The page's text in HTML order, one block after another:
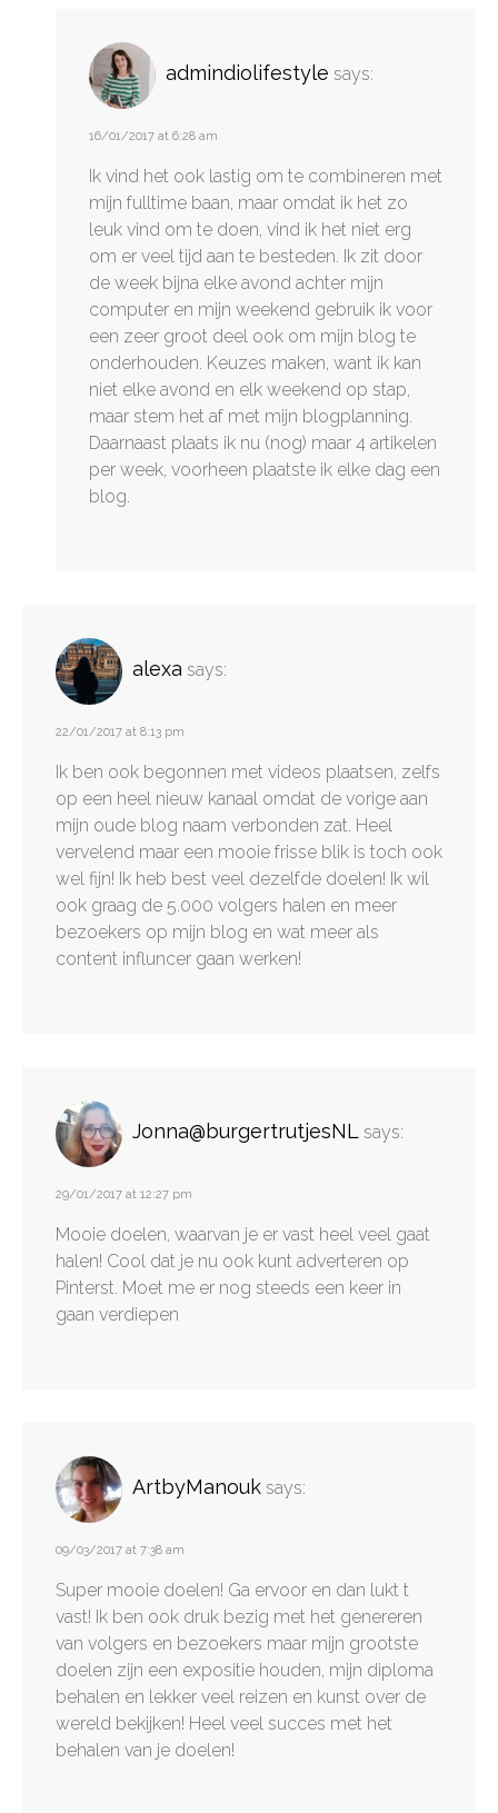
admindiolifestyle says:
16/01/2017 at 6:28 am
Ik vind het ook lastig om te combineren met
mijn fulltime baan, maar omdat ik het zo
leuk vind om te doen, vind ik het niet erg
om er veel tijd aan te besteden. Ik zit door
de week bijna elke avond achter mijn
computer en mijn weekend gebruik ik voor
een zeer groot deel ook om mijn blog te
onderhouden. Keuzes maken, want ik kan
niet elke avond en elk weekend op stap,
maar stem het af met mijn blogplanning.
Daarnaast plaats ik nu (nog) maar 4 artikelen
per week, voorheen plaatste ik elke dag een
blog.
alexa says:
22/01/2017 at 8:13 pm
Ik ben ook begonnen met videos plaatsen, zelfs
op een heel nieuw kanaal omdat de vorige aan
mijn oude blog naam verbonden zat. Heel
vervelend maar een mooie frisse blik is toch ook
wel fijn! Ik heb best veel dezelfde doelen! Ik wil
ook graag de 5.000 volgers halen en meer
bezoekers op mijn blog en wat meer als
content influncer gaan werken!
Jonna@burgertrutjesNL says:
29/01/2017 at 12:27 pm
Mooie doelen, waarvan je er vast heel veel gaat
halen! Cool dat je nu ook kunt adverteren op
Pinterst. Moet me er nog steeds een keer in
gaan verdiepen
ArtbyManouk says:
09/03/2017 at 7:38 am
Super mooie doelen! Ga ervoor en dan lukt t
vast! Ik ben ook druk bezig met het genereren
van volgers en bezoekers maar mijn grootste
doelen zijn een expositie houden, mijn diploma
behalen en lekker veel reizen en kunst over de
wereld bekijken! Heel veel succes met het
behalen van je doelen!